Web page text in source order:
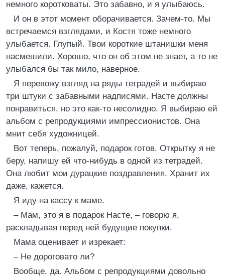
немного коротковаты. Это забавно, и я улыбаюсь.
И он в этот момент оборачивается. Зачем-то. Мы
встречаемся взглядами, и Костя тоже немного
улыбается. Глупый. Твои короткие штанишки меня
насмешили. Хорошо, что он об этом не знает, а то не
улыбался бы так мило, наверное.
Я перевожу взгляд на ряды тетрадей и выбираю
три штуки с забавными надписями. Насте должны
понравиться, но это как-то несолидно. Я выбираю ей
альбом с репродукциями импрессионистов. Она
мнит себя художницей.
Вот теперь, пожалуй, подарок готов. Открытку я не
беру, напишу ей что-нибудь в одной из тетрадей.
Она любит мои дурацкие поздравления. Хранит их
даже, кажется.
Я иду на кассу к маме.
– Мам, это я в подарок Насте, – говорю я,
раскладывая перед ней будущие покупки.
Мама оценивает и изрекает:
– Не дороговато ли?
Вообще, да. Альбом с репродукциями довольно